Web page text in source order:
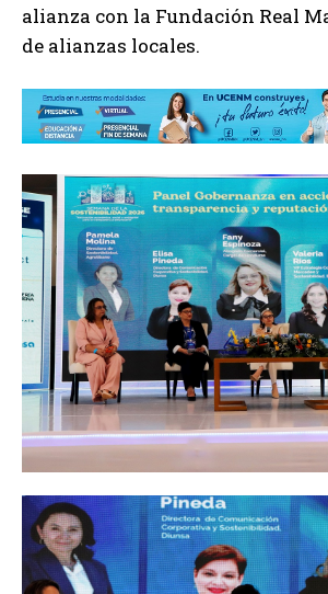
alianza con la Fundación Real
de alianzas locales.